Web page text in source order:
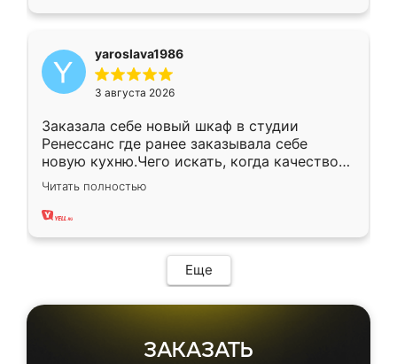
yaroslava1986
3 августа 2026
Заказала себе новый шкаф в студии
Ренессанс где ранее заказывала себе
новую кухню.Чего искать, когда качеством
вполне довольна. Служит кухня уже почти
два года, нареканий нет.
Читать полностью
Еще
ЗАКАЗАТЬ